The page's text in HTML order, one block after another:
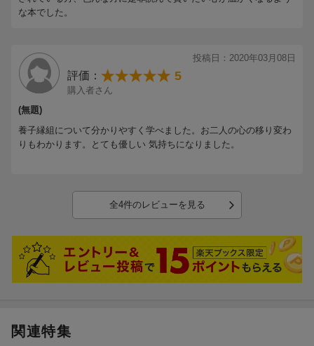
行政や裁判所の訪問
産みのお母さんのこと
本当のお母さんって？
実親の情報をどこまで共有するか
初めてのディズニーランドに大興奮
第6章 ＆family・・
特別養子縁組を公表した理由
「＆family・・」を立ち上げる
ルールが統一されていれば
これからのこと
幸せなのは僕たち
な本でした。
投稿日：2020年03月08日
評価： 5
購入者さん
(無題)
養子縁組について分かりやすく学べました。お二人の心の移り変わ
りもわかります。とても優しい 気持ちになりました。
全4件のレビューを見る
関連特集